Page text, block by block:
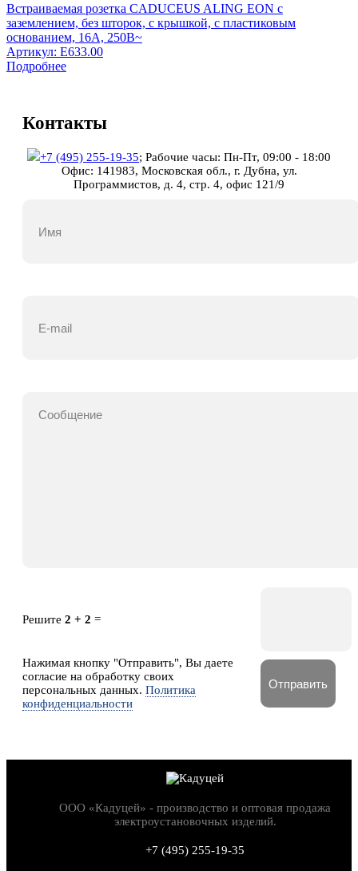
Встраиваемая розетка CADUCEUS ALING EON с
заземлением, без шторок, с крышкой, с пластиковым
основанием, 16А, 250В~
Артикул: E633.00
Подробнее
Контакты
+7 (495) 255-19-35; Рабочие часы: Пн-Пт, 09:00 - 18:00
Офис: 141983, Московская обл., г. Дубна, ул.
Программистов, д. 4, стр. 4, офис 121/9
Решите 2 + 2 =
Нажимая кнопку "Отправить", Вы даете
согласие на обработку своих
персональных данных. Политика
конфиденциальности
ООО «Кадуцей» - производство и оптовая продажа
электроустановочных изделий.
+7 (495) 255-19-35